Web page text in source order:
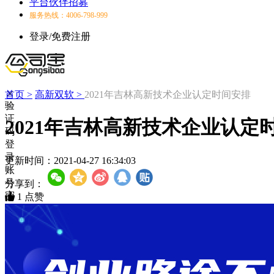
平台伙伴招募
服务热线：4006-798-999
登录/免费注册
验
证
码
登
录
账
号
密
码
登
录
首页 > 高新双软 > 2021年吉林高新技术企业认定时间安排
2021年吉林高新技术企业认定
更新时间： 2021-04-27 16:34:03
分享到：
1 点赞